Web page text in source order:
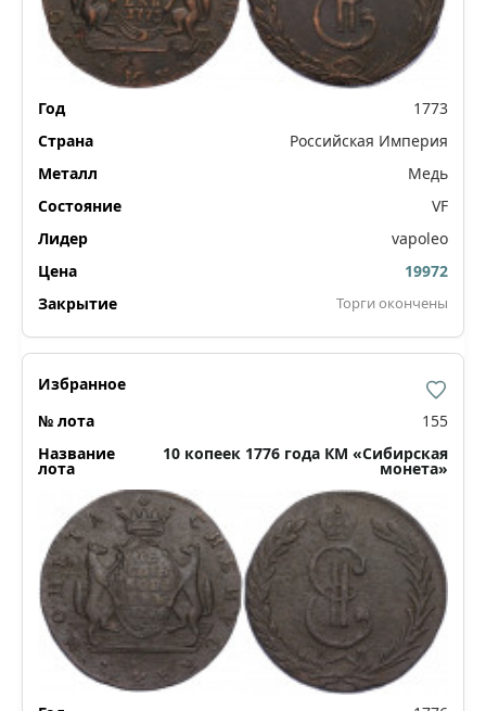
1773
Российская Империя
Медь
VF
vapoleo
19972
Торги окончены
155
10 копеек 1776 года КМ «Сибирская
монета»